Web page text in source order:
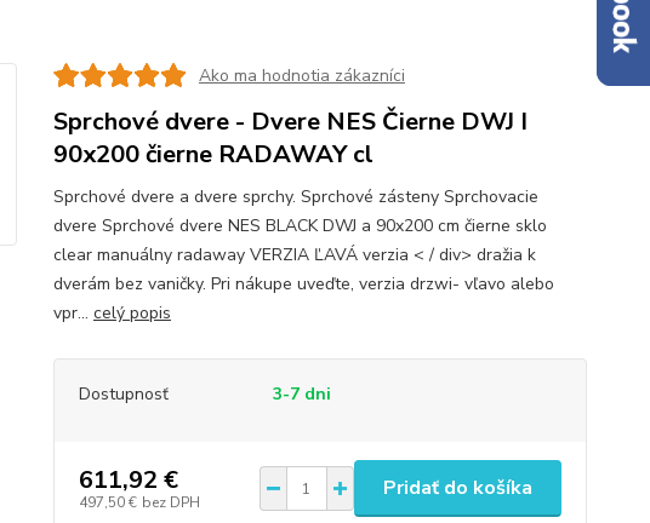
Ako ma hodnotia zákazníci
Sprchové dvere - Dvere NES Čierne DWJ I
90x200 čierne RADAWAY cl
Sprchové dvere a dvere sprchy. Sprchové zásteny Sprchovacie
dvere Sprchové dvere NES BLACK DWJ a 90x200 cm čierne sklo
clear manuálny radaway VERZIA ĽAVÁ verzia < / div> dražia k
dverám bez vaničky. Pri nákupe uveďte, verzia drzwi- vľavo alebo
vpr... celý popis
Dostupnosť 3-7 dni
611,92 €
497,50 € bez DPH
Pridať do košíka